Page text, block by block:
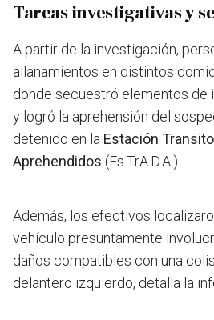
Tareas investigativas y
A partir de la investigación,
allanamientos en distintos
donde secuestró elementos de
y logró la aprehensión del
detenido en la Estación
Aprehendidos (Es.TrA.D.A.).
Además, los efectivos
vehículo presuntamente
daños compatibles con una
delantero izquierdo, detalla la